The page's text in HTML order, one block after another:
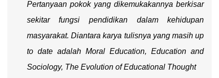
Pertanyaan pokok yang dikemukakannya berkisar
sekitar fungsi pendidikan dalam kehidupan
masyarakat. Diantara karya tulisnya yang masihup
to dateadalahMoral Education, Education and
Sociology, The Evolution of Educational Thought